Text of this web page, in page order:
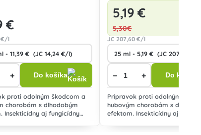
€
€/l
+ Do košíka
proti odolným škodcom a
chorobám s dlhodobým
Insekticídny aj fungicídny
5,19 €
5,30€
JC 207,60 €/l
− + Do košíka
Prípravok proti odolným
hubovým chorobám s
efektom. Insekticídny aj